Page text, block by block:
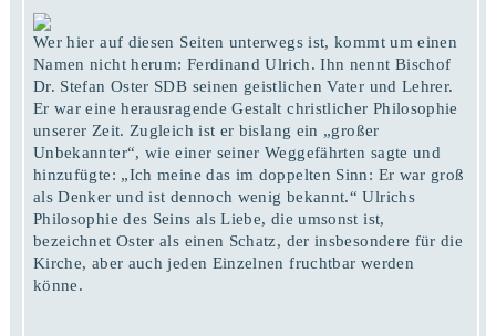
Wer hier auf diesen Seiten unterwegs ist, kommt um einen
Namen nicht herum: Ferdinand Ulrich. Ihn nennt Bischof
Dr. Stefan Oster SDB seinen geistlichen Vater und Lehrer.
Er war eine herausragende Gestalt christlicher Philosophie
unserer Zeit. Zugleich ist er bislang ein „großer
Unbekannter“, wie einer seiner Weggefährten sagte und
hinzufügte: „Ich meine das im doppelten Sinn: Er war groß
als Denker und ist dennoch wenig bekannt.“ Ulrichs
Philosophie des Seins als Liebe, die umsonst ist,
bezeichnet Oster als einen Schatz, der insbesondere für die
Kirche, aber auch jeden Einzelnen fruchtbar werden
könne.